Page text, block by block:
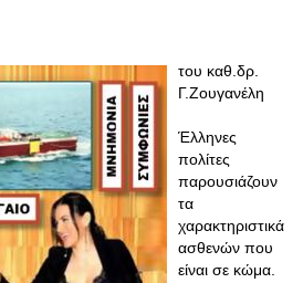
του καθ.δρ.
Γ.Ζουγανέλη
Έλληνες
πολίτες
παρουσιάζουν
τα
χαρακτηριστικά
ασθενών που
είναι σε κώμα.